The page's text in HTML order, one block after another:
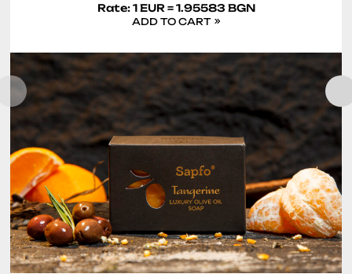
Rate: 1 EUR = 1.95583 BGN
ADD TO CART